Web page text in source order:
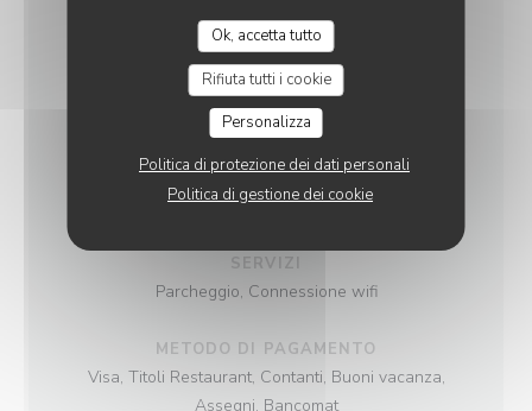
Ok, accetta tutto
Rifiuta tutti i cookie
Personalizza
Politica di protezione dei dati personali
Politica di gestione dei cookie
PRATICHE
CUCINA
Cucina tradizionale
TIPOLOGIA
Ristorante
SERVIZI
Parcheggio, Connessione wifi
METODO DI PAGAMENTO
Visa, Titoli Restaurant, Contanti, Buoni vacanza,
Assegni, Bancomat